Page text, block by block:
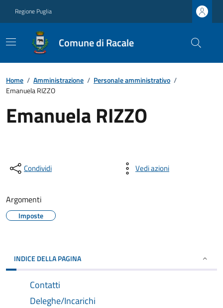
Regione Puglia
Comune di Racale
Home / Amministrazione / Personale amministrativo /
Emanuela RIZZO
Emanuela RIZZO
Condividi Vedi azioni
Argomenti
Imposte
INDICE DELLA PAGINA
Contatti
Deleghe/Incarichi